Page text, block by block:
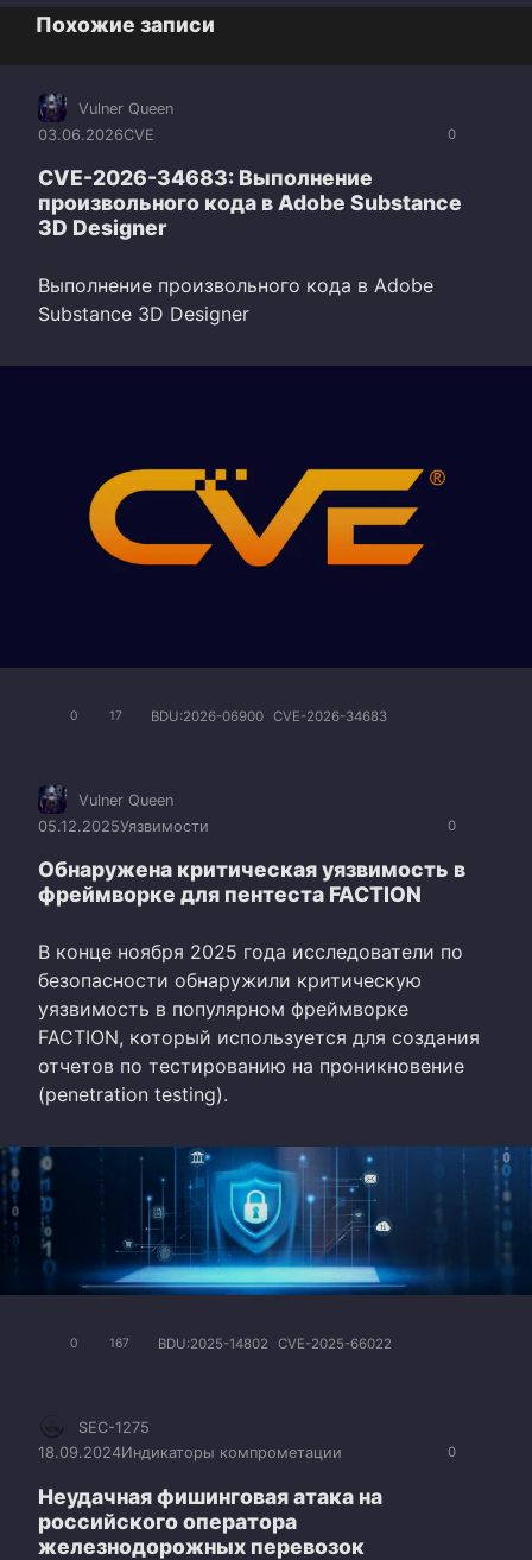
Похожие записи
0
Vulner Queen
03.06.2026CVE
CVE-2026-34683: Выполнение
произвольного кода в Adobe Substance
3D Designer
Выполнение произвольного кода в Adobe
Substance 3D Designer
0 17 BDU:2026-06900 CVE-2026-34683
0
Vulner Queen
05.12.2025Уязвимости
Обнаружена критическая уязвимость в
фреймворке для пентеста FACTION
В конце ноября 2025 года исследователи по
безопасности обнаружили критическую
уязвимость в популярном фреймворке
FACTION, который используется для создания
отчетов по тестированию на проникновение
(penetration testing).
0 167 BDU:2025-14802 CVE-2025-66022
0
SEC-1275
18.09.2024Индикаторы компрометации
Неудачная фишинговая атака на
российского оператора
железнодорожных перевозок